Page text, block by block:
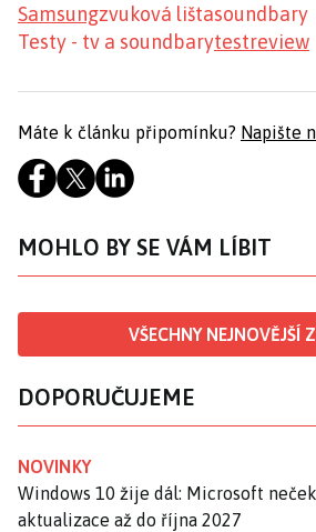
Samsungzvuková lištasoundbary
Testy - tv a soundbarytestreview
Máte k článku připomínku? Napište
MOHLO BY SE VÁM LÍBIT
VŠECHNY NEJNOVĚJŠÍ
DOPORUČUJEME
NOVINKY
Windows 10 žije dál: Microsoft
aktualizace až do října 2027